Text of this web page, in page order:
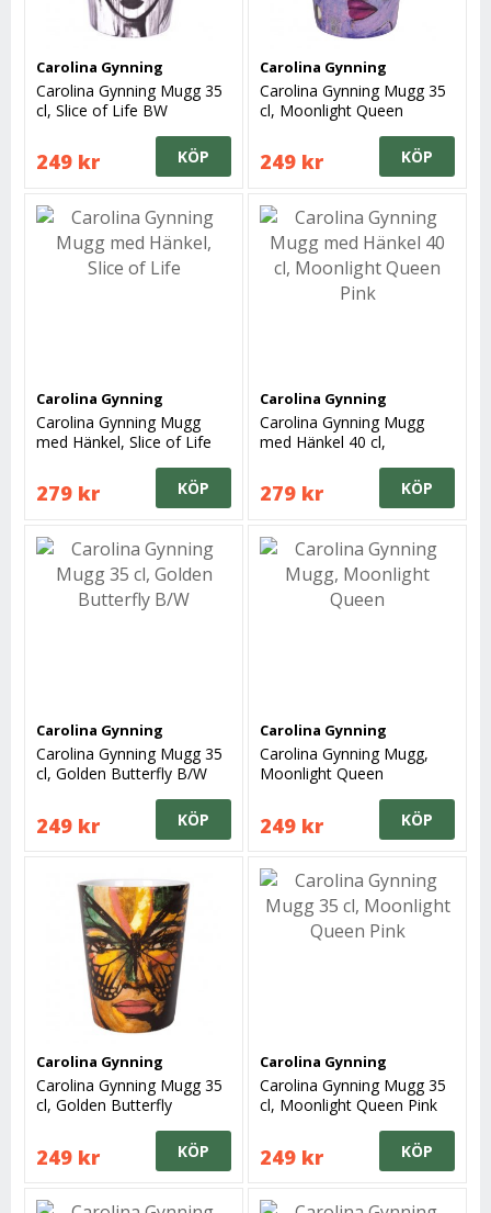
Carolina Gynning
Carolina Gynning Mugg 35
cl, Slice of Life BW
249 kr KÖP
Carolina Gynning
Carolina Gynning Mugg 35
cl, Moonlight Queen
249 kr KÖP
Carolina Gynning
Carolina Gynning Mugg
med Hänkel, Slice of Life
279 kr KÖP
Carolina Gynning
Carolina Gynning Mugg
med Hänkel 40 cl,
279 kr KÖP
Carolina Gynning
Carolina Gynning Mugg 35
cl, Golden Butterfly B/W
249 kr KÖP
Carolina Gynning
Carolina Gynning Mugg,
Moonlight Queen
249 kr KÖP
Carolina Gynning
Carolina Gynning Mugg 35
cl, Golden Butterfly
249 kr KÖP
Carolina Gynning
Carolina Gynning Mugg 35
cl, Moonlight Queen Pink
249 kr KÖP